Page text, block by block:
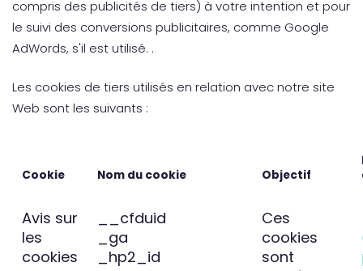
compris des publicités de tiers) à votre intention et pour
le suivi des conversions publicitaires, comme Google
AdWords, s'il est utilisé. .
Les cookies de tiers utilisés en relation avec notre site
Web sont les suivants :
Cookie Nom du cookie Objectif
Avis sur
les
cookies
__cfduid
_ga
_hp2_id
Ces
cookies
sont